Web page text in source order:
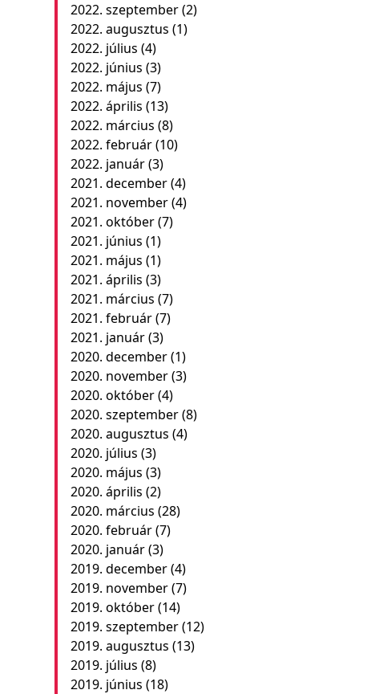
2022. szeptember(2)
2022. augusztus (1)
2022. július (4)
2022. június (3)
2022. május (7)
2022. április (13)
2022. március (8)
2022. február(10)
2022. január(3)
2021. december(4)
2021. november(4)
2021. október(7)
2021. június (1)
2021. május (1)
2021. április (3)
2021. március (7)
2021. február(7)
2021. január(3)
2020. december(1)
2020. november(3)
2020. október(4)
2020. szeptember(8)
2020. augusztus (4)
2020. július (3)
2020. május (3)
2020. április (2)
2020. március (28)
2020. február(7)
2020. január(3)
2019. december(4)
2019. november(7)
2019. október(14)
2019. szeptember(12)
2019. augusztus (13)
2019. július (8)
2019. június (18)